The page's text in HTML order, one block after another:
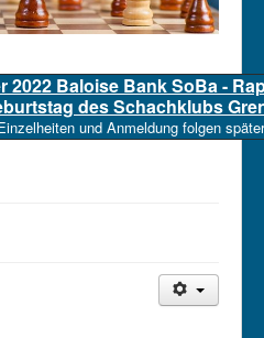
2022 Baloise Bank SoBa -
des Schachklubs
und Anmeldung folgen